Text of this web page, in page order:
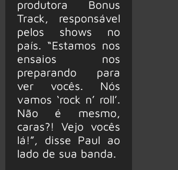
produtora Bonus
Track, responsável
pelos shows no
país. “Estamos nos
ensaios nos
preparando para
ver vocês. Nós
vamos ‘rock n’ roll’.
Não é mesmo,
caras?! Vejo vocês
lá!”, disse Paul ao
lado de sua banda.